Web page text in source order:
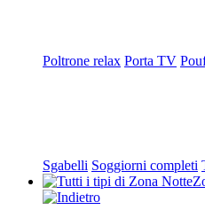
Poltrone relax Porta TV
Sgabelli Soggiorni completi